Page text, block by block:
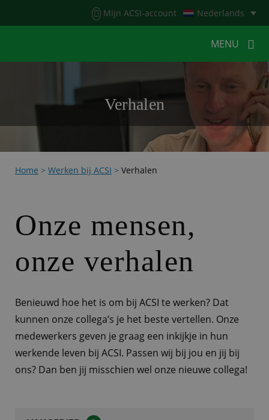
Mijn ACSI-account Nederlands
MENU
HOME
VOOR KAMPEERDERS
VOOR CAMPINGSKAMPEERNIEUWS
Verhalen
Home > Werken bij ACSI > Verhalen
Onze mensen,
onze verhalen
Benieuwd hoe het is om bij ACSI te werken? Dat
kunnen onze collega’s je het beste vertellen. Onze
medewerkers geven je graag een inkijkje in hun
werkende leven bij ACSI. Passen wij bij jou en jij bij
ons? Dan ben jij misschien wel onze nieuwe collega!